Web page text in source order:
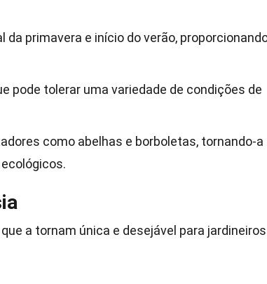
primavera e início do verão,
pode tolerar uma variedade de condições de
como abelhas e borboletas, tornando-a
a tornam única e desejável para jardineiros